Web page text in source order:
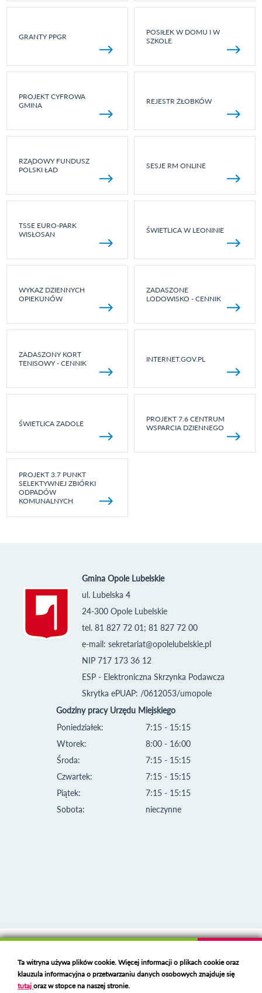
GRANTY PPGR
POSIŁEK W DOMU I W
SZKOLE
PROJEKT CYFROWA
GMINA
REJESTR ŻŁOBKÓW
RZĄDOWY FUNDUSZ
POLSKI ŁAD
SESJE RM ONLINE
TSSE EURO-PARK
WISŁOSAN
ŚWIETLICA W LEONINIE
WYKAZ DZIENNYCH
OPIEKUNÓW
ZADASZONE
LODOWISKO - CENNIK
ZADASZONY KORT
TENISOWY - CENNIK
INTERNET.GOV.PL
ŚWIETLICA ZADOLE
PROJEKT 7.6 CENTRUM
WSPARCIA DZIENNEGO
PROJEKT 3.7 PUNKT
SELEKTYWNEJ ZBIÓRKI
ODPADÓW
KOMUNALNYCH
Gmina Opole Lubelskie
ul. Lubelska 4
24-300 Opole Lubelskie
tel. 81 827 72 01; 81 827 72 00
e-mail: sekretariat@opolelubelskie.pl
NIP 717 173 36 12
ESP - Elektroniczna Skrzynka Podawcza
Skrytka ePUAP: /0612053/umopole
Godziny pracy Urzędu Miejskiego
Poniedziałek:
Wtorek:
Środa:
Czwartek:
Piątek:
Sobota:
7:15 - 15:15
8:00 - 16:00
7:15 - 15:15
7:15 - 15:15
7:15 - 15:15
nieczynne
Deklaracja dostępności
Polski serwer RBL
https://polspam.pl/
Ta witryna używa plików cookie. Więcej informacji o plikach cookie oraz
klauzula informacyjna o przetwarzaniu danych osobowych znajduje się
tutajoraz w stopce na naszej stronie.